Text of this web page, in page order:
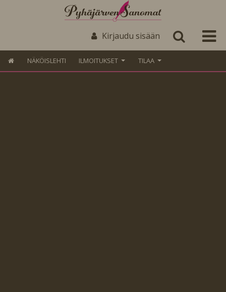
Kirjaudu sisään
NÄKÖISLEHTI ILMOITUKSET TILAA